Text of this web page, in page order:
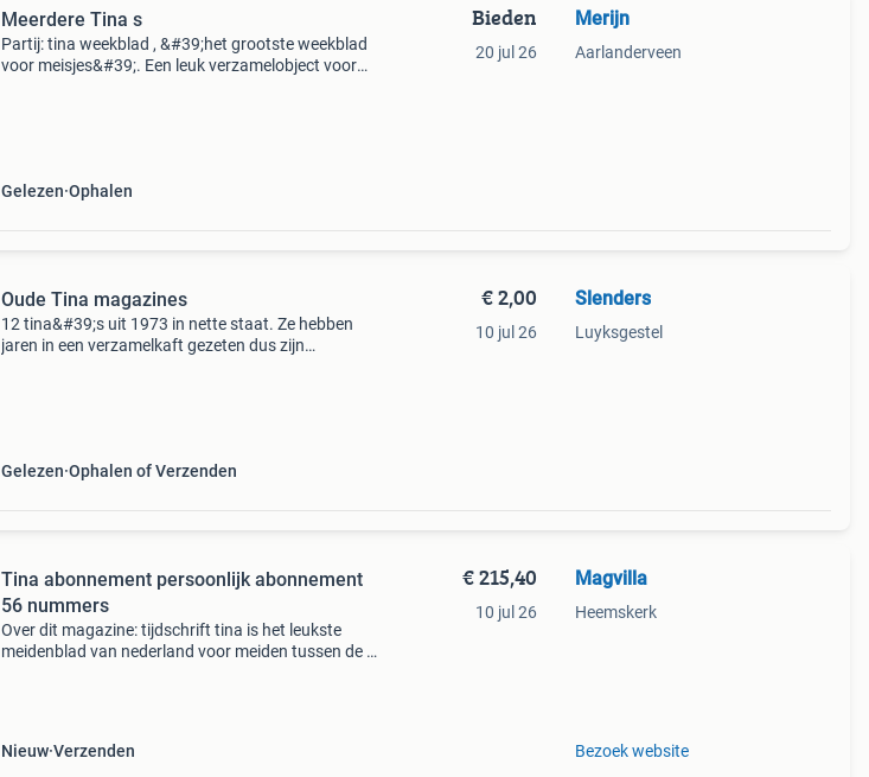
Meerdere Tina s
Partij: tina weekblad , &#39;het grootste weekblad
voor meisjes&#39;. Een leuk verzamelobject voor
Gelezen Ophalen
Bieden
20 jul 26
Merijn
Aarlanderveen
Oude Tina magazines
12 tina&#39;s uit 1973 in nette staat. Ze hebben
jaren in een verzamelkaft gezeten dus zijn
Gelezen Ophalen of Verzenden
€ 2,00
10 jul 26
Slenders
Luyksgestel
Tina abonnement persoonlijk abonnement
56 nummers
Over dit magazine: tijdschrift tina is het leukste
meidenblad van nederland voor meiden tussen de 8
Nieuw Verzenden
€ 215,40
10 jul 26
Magvilla
Heemskerk
Bezoek website